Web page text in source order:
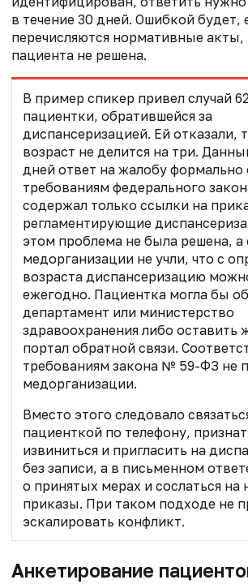
в течение 30 дней. Ошибкой будет,
перечисляются нормативные
пациента не решена.
В пример спикер привел случай
пациентки, обратившейся за
диспансеризацией. Ей отказали,
возраст не делится на три.
дней ответ на жалобу формально
требованиям федерального
содержал только ссылки на
регламентирующие
этом проблема не была решена, а
медорганизации не учли, что с
возраста диспансеризацию
ежегодно. Пациентка могла бы
департамент или министерство
здравоохранения либо оставить
портал обратной связи.
требованиям закона № 59-ФЗ не
медорганизации.
Вместо этого следовало
пациенткой по телефону,
извиниться и пригласить на
без записи, а в письменном
о принятых мерах и сослаться
приказы. При таком подходе не
эскалировать конфликт.
Анкетирование